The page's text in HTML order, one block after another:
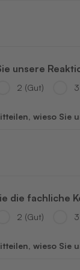
unsere
2 (Gut)
wieso Sie
die fachliche
2 (Gut)
wieso Sie